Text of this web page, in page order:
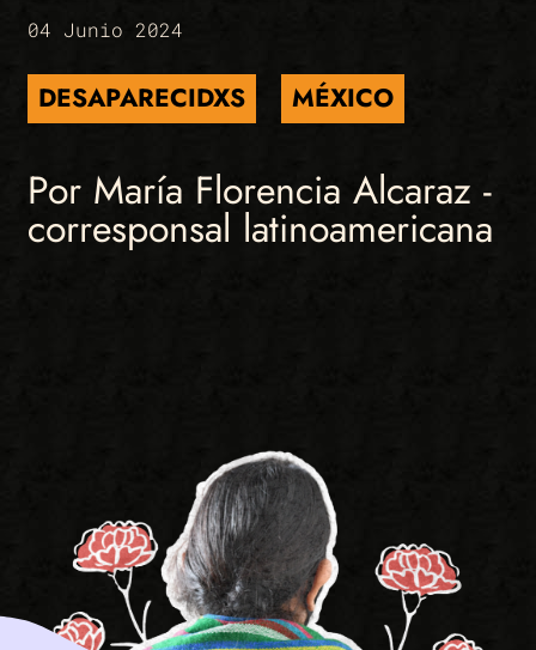
04 Junio 2024
DESAPARECIDXS MÉXICO
Por María Florencia Alcaraz -
corresponsal latinoamericana